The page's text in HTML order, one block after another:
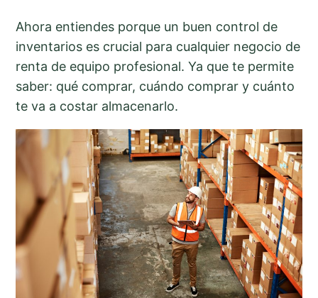
Ahora entiendes porque un buen control de
inventarios es crucial para cualquier negocio de
renta de equipo profesional. Ya que te permite
saber: qué comprar, cuándo comprar y cuánto
te va a costar almacenarlo.